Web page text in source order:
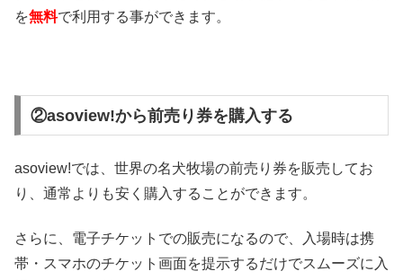
を無料で利用する事ができます。
②asoview!から前売り券を購入する
asoview!では、世界の名犬牧場の前売り券を販売してお
り、通常よりも安く購入することができます。
さらに、電子チケットでの販売になるので、入場時は携
帯・スマホのチケット画面を提示するだけでスムーズに入